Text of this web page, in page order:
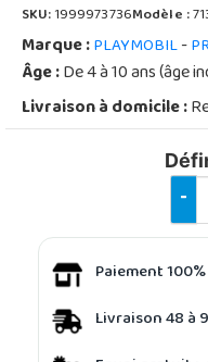
SKU:1999973736Modèle :
Marque :PLAYMOBIL-
Âge :De 4 à 10 ans (âge
Livraison à domicile :
-
Paiement
Livraison 48 à